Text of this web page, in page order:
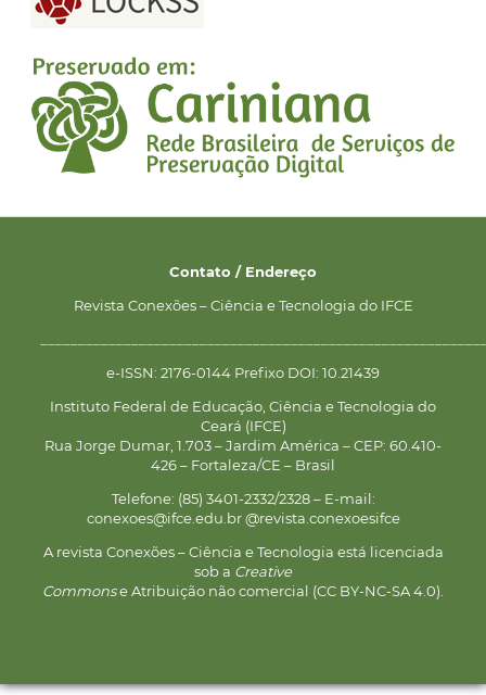
Contato / Endereço
Revista Conexões – Ciência e Tecnologia do IFCE
e-ISSN: 2176-0144 Prefixo DOI: 10.21439
Instituto Federal de Educação, Ciência e Tecnologia do
Ceará (IFCE)
Rua Jorge Dumar, 1.703 – Jardim América – CEP: 60.410-
426 – Fortaleza/CE – Brasil
Telefone: (85) 3401-2332/2328 – E-mail:
conexoes@ifce.edu.br @revista.conexoesifce
A revista Conexões – Ciência e Tecnologia está licenciada
sob a Creative
Commonse Atribuição não comercial (CC BY-NC-SA 4.0).